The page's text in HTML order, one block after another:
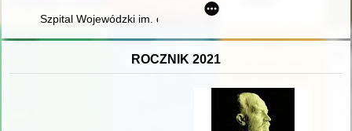
Szpital Wojewódzki im. dr. Ludwika Rydygiera w Suwałkach
ROCZNIK 2021